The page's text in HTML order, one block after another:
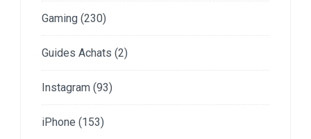
Gaming (230)
Guides Achats (2)
Instagram (93)
iPhone (153)